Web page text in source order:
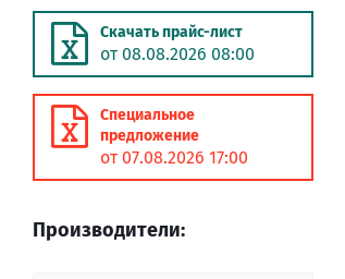
Скачать прайс-лист
от 08.08.2026 08:00
Специальное
предложение
от 07.08.2026 17:00
Производители: